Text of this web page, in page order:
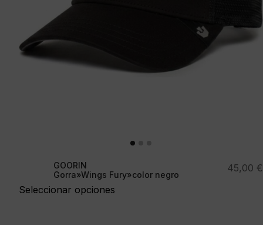
GOORIN
Gorra»Wings Fury»color negro
Seleccionar opciones
45,00 €